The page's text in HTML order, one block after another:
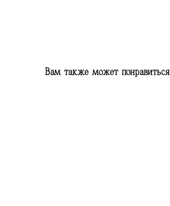
Вам также может понравиться